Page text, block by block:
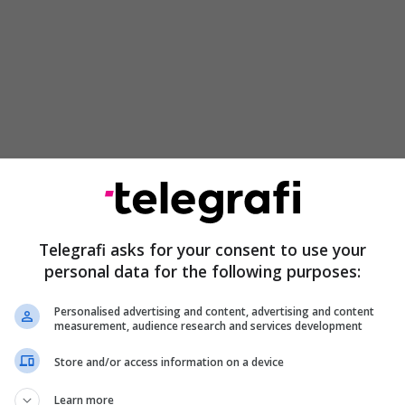
protestues, qytetarë të thjeshtë, studentë,
përfundimisht u binda se ata do ta
në Shqipëri dhe do të sjellin një erë të re.
janë tërësisht pa komplekse;
Telegrafi asks for your consent to use your
personal data for the following purposes:
Personalised advertising and content, advertising and content
measurement, audience research and services development
Store and/or access information on a device
Learn more